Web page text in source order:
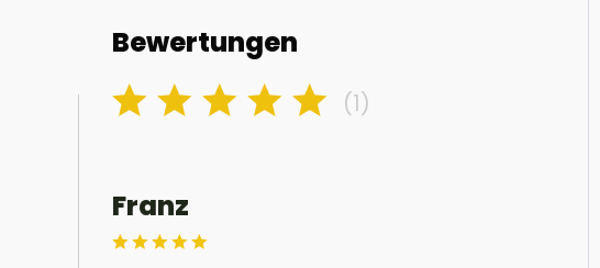
Bewertungen
(1)
Franz